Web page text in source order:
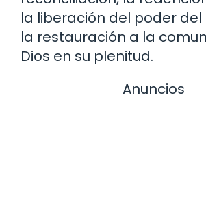
la liberación del poder
la restauración a la
Dios en su plenitud.
Anuncios